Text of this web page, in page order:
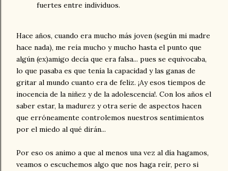
fuertes entre individuos.
Hace años, cuando era mucho más joven (según mi madre
hace nada), me reía mucho y mucho hasta el punto que
algún (ex)amigo decía que era falsa... pues se equivocaba,
lo que pasaba es que tenía la capacidad y las ganas de
gritar al mundo cuanto era de feliz. ¡Ay esos tiempos de
inocencia de la niñez y de la adolescencia!. Con los años el
saber estar, la madurez y otra serie de aspectos hacen
que erróneamente controlemos nuestros sentimientos
por el miedo al qué dirán...
Por eso os animo a que al menos una vez al día hagamos,
veamos o escuchemos algo que nos haga reír, pero si